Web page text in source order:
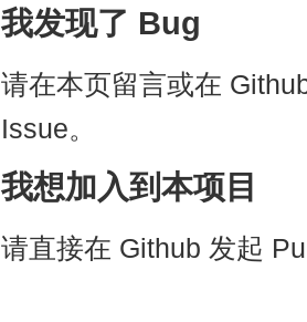
我发现了 Bug
请在本页留言或在
Issue。
我想加入到本项目
请直接在 Github 发起